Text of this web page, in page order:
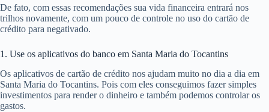
De fato, com essas recomendações sua vida financeira entrará nos
trilhos novamente, com um pouco de controle no uso do cartão de
crédito para negativado.
1. Use os aplicativos do banco em Santa Maria do Tocantins
Os aplicativos de cartão de crédito nos ajudam muito no dia a dia em
Santa Maria do Tocantins. Pois com eles conseguimos fazer simples
investimentos para render o dinheiro e também podemos controlar os
gastos.